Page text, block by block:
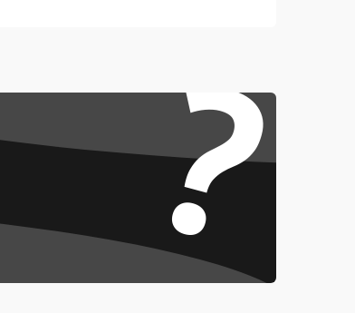
2000 ₽ Подробнее →
Подробнее →
Подробнее →
?